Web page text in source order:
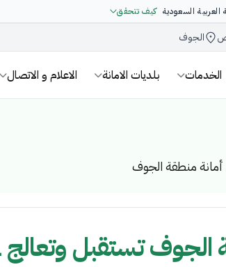
السعودية كيف تتحقق
الجوف
الخدمات بلديات الامانة الاعلام و الاتصال
منطقة الجوف
وتعالج 441 بلاغاً خلال إجازة عيد الأضحى المبارك